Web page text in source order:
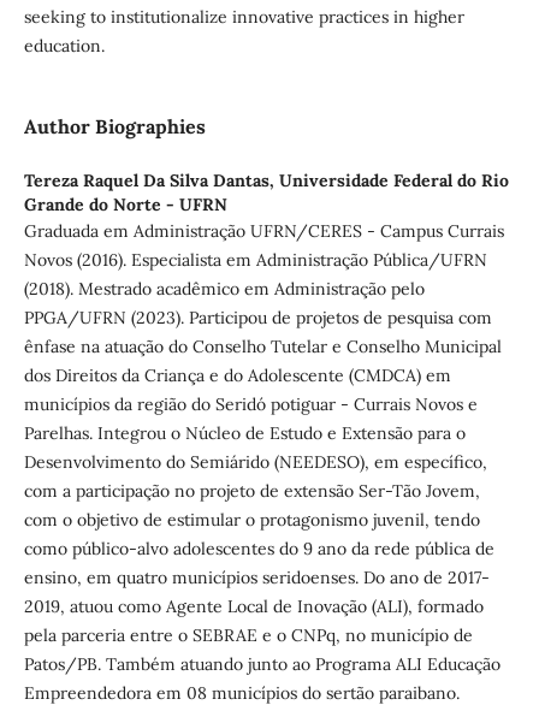
seeking to institutionalize innovative practices in higher
education.
Author Biographies
Tereza Raquel Da Silva Dantas, Universidade Federal do Rio
Grande do Norte - UFRN
Graduada em Administração UFRN/CERES - Campus Currais
Novos (2016). Especialista em Administração Pública/UFRN
(2018). Mestrado acadêmico em Administração pelo
PPGA/UFRN (2023). Participou de projetos de pesquisa com
ênfase na atuação do Conselho Tutelar e Conselho Municipal
dos Direitos da Criança e do Adolescente (CMDCA) em
municípios da região do Seridó potiguar - Currais Novos e
Parelhas. Integrou o Núcleo de Estudo e Extensão para o
Desenvolvimento do Semiárido (NEEDESO), em específico,
com a participação no projeto de extensão Ser-Tão Jovem,
com o objetivo de estimular o protagonismo juvenil, tendo
como público-alvo adolescentes do 9 ano da rede pública de
ensino, em quatro municípios seridoenses. Do ano de 2017-
2019, atuou como Agente Local de Inovação (ALI), formado
pela parceria entre o SEBRAE e o CNPq, no município de
Patos/PB. Também atuando junto ao Programa ALI Educação
Empreendedora em 08 municípios do sertão paraibano.